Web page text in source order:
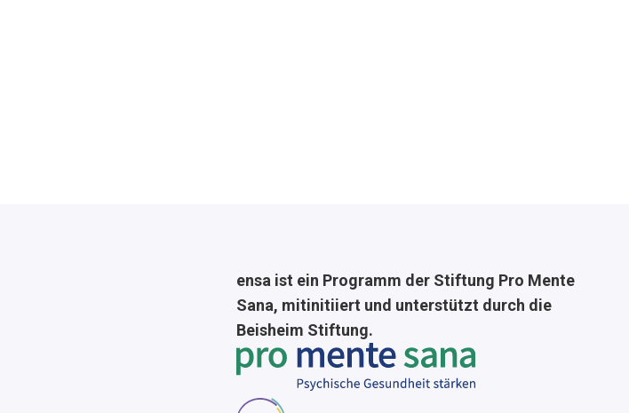
ensa ist ein Programm der Stiftung Pro Mente
Sana, mitinitiiert und unterstützt durch die
Beisheim Stiftung.